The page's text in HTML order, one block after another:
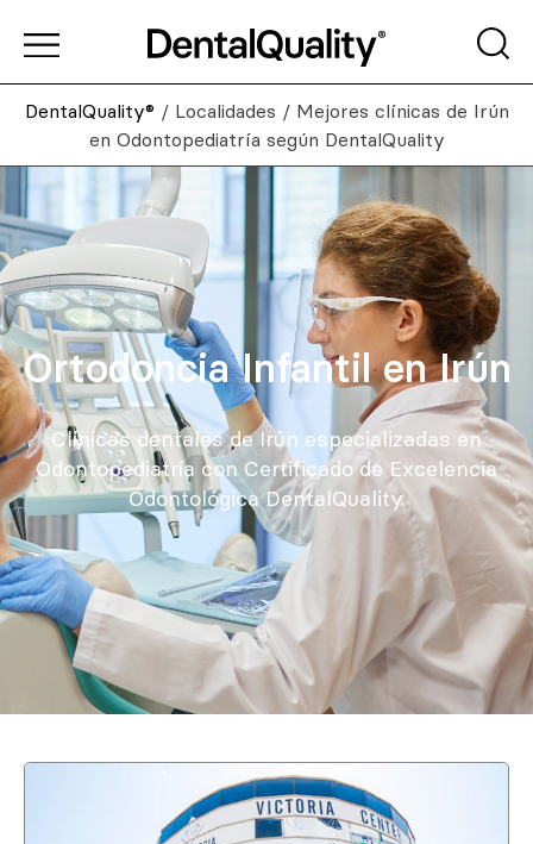
DentalQuality® / Localidades / Mejores clínicas de Irún
en Odontopediatría según DentalQuality
Ortodoncia Infantil en Irún
Clínicas dentales de Irún especializadas en
Odontopediatría con Certificado de Excelencia
Odontológica DentalQuality.